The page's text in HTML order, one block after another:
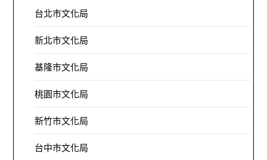
台北市文化局
新北市文化局
基隆市文化局
桃園市文化局
新竹市文化局
台中市文化局